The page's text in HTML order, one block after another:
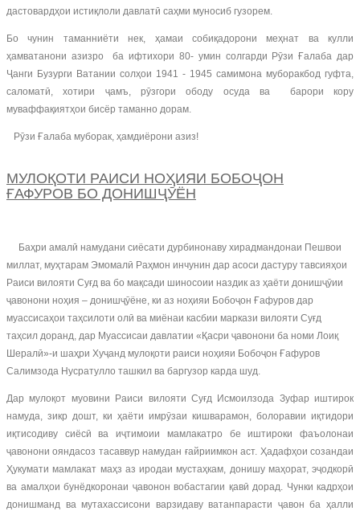
дастовардҳои истиқлоли давлатӣ саҳми муносиб гузорем.
Бо чунин таманниёти нек, ҳамаи собиқадорони меҳнат ва кулли
ҳамватанони азизро ба ифтихори 80- умин солгарди Рӯзи Ғалаба дар
Ҷанги Бузурги Ватании солҳои 1941 - 1945 самимона муборакбод гуфта,
саломатӣ, хотири ҷамъ, рӯзгори ободу осуда ва барори кору
муваффақиятҳои бисёр таманно дорам.
Рӯзи Ғалаба муборак, ҳамдиёрони азиз!
МУЛОҚОТИ РАИСИ НОҲИЯИ БОБОҶОН
ҒАФУРОВ БО ДОНИШҶӮЁН
Баҳри амалӣ намудани сиёсати дурбинонаву хирадмандонаи Пешвои
миллат, муҳтарам Эмомалӣ Раҳмон инчунин дар асоси дастуру тавсияҳои
Раиси вилояти Суғд ва бо мақсади шиносоии наздик аз ҳаёти донишҷӯии
ҷавонони ноҳия – донишҷӯёне, ки аз ноҳияи Бобоҷон Ғафуров дар
муассисаҳои таҳсилоти олӣ ва миёнаи касбии маркази вилояти Суғд
таҳсил доранд, дар Муассисаи давлатии «Қасри ҷавонони ба номи Лоиқ
Шералӣ»-и шаҳри Хуҷанд мулоқоти раиси ноҳияи Бобоҷон Ғафуров
Салимзода Нусратулло ташкил ва баргузор карда шуд.
Дар мулоқот муовини Раиси вилояти Суғд Исмоилзода Зуфар иштирок
намуда, зикр дошт, ки ҳаёти имрӯзаи кишварамон, болоравии иқтидори
иқтисодиву сиёсӣ ва иҷтимоии мамлакатро бе иштироки фаъолонаи
ҷавонони ояндасоз тасаввур намудан ғайриимкон аст. Ҳадафҳои созандаи
Ҳукумати мамлакат маҳз аз иродаи мустаҳкам, донишу маҳорат, эҷодкорӣ
ва амалҳои бунёдкоронаи ҷавонон вобастагии қавӣ дорад. Чунки кадрҳои
донишманд ва мутахассисони варзидаву ватанпарасти ҷавон ба ҳалли